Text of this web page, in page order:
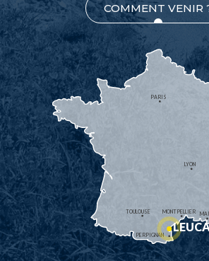
COMMENT VENIR
MONTPELLIER
PERPIGNAN
TOULOUSE
LYON
PARIS